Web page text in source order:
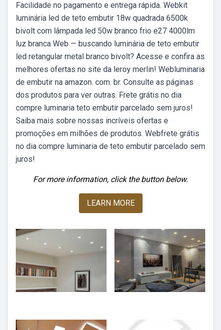
Facilidade no pagamento e entrega rápida. Webkit
luminária led de teto embutir 18w quadrada 6500k
bivolt com lâmpada led 50w branco frio e27 4000lm
luz branca Web — buscando luminária de teto embutir
led retangular metal branco bivolt? Acesse e confira as
melhores ofertas no site da leroy merlin! Webluminaria
de embutir na amazon. com. br. Consulte as páginas
dos produtos para ver outras. Frete grátis no dia
compre luminaria teto embutir parcelado sem juros!
Saiba mais sobre nossas incríveis ofertas e
promoções em milhões de produtos. Webfrete grátis
no dia compre luminaria de teto embutir parcelado sem
juros!
For more information, click the button below.
LEARN MORE